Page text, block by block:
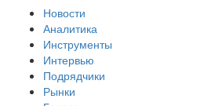
Новости
Аналитика
Инструменты
Интервью
Подрядчики
Рынки